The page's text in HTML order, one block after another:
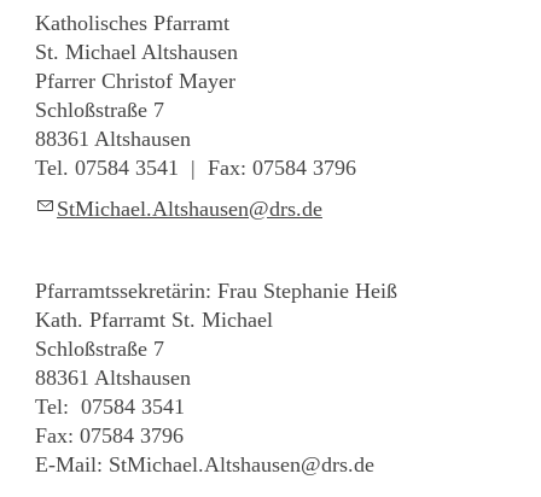
Katholisches Pfarramt
St. Michael Altshausen
Pfarrer Christof Mayer
Schloßstraße 7
88361 Altshausen
Tel. 07584 3541 | Fax: 07584 3796
StMichael.Altshausen@drs.de
Pfarramtssekretärin: Frau Stephanie Heiß
Kath. Pfarramt St. Michael
Schloßstraße 7
88361 Altshausen
Tel: 07584 3541
Fax: 07584 3796
E-Mail: StMichael.Altshausen@drs.de